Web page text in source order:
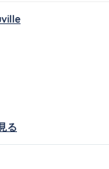
New Tab
る